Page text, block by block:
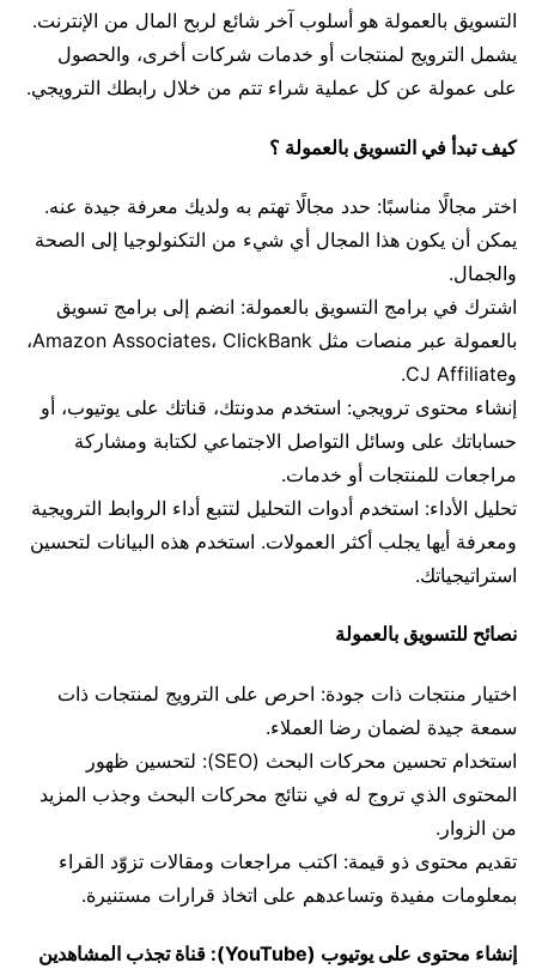
التسويق بالعمولة هو أسلوب آخر شائع لربح المال من الإنترنت.
يشمل الترويج لمنتجات أو خدمات شركات أخرى، والحصول
على عمولة عن كل عملية شراء تتم من خلال رابطك الترويجي.
كيف تبدأ في التسويق بالعمولة ؟
اختر مجالًا مناسبًا: حدد مجالًا تهتم به ولديك معرفة جيدة عنه.
يمكن أن يكون هذا المجال أي شيء من التكنولوجيا إلى الصحة
والجمال.
اشترك في برامج التسويق بالعمولة: انضم إلى برامج تسويق
بالعمولة عبر منصات مثل Amazon Associates، ClickBank،
وCJ Affiliate.
إنشاء محتوى ترويجي: استخدم مدونتك، قناتك على يوتيوب، أو
حساباتك على وسائل التواصل الاجتماعي لكتابة ومشاركة
مراجعات للمنتجات أو خدمات.
تحليل الأداء: استخدم أدوات التحليل لتتبع أداء الروابط الترويجية
ومعرفة أيها يجلب أكثر العمولات. استخدم هذه البيانات لتحسين
استراتيجياتك.
نصائح للتسويق بالعمولة
اختيار منتجات ذات جودة: احرص على الترويج لمنتجات ذات
سمعة جيدة لضمان رضا العملاء.
استخدام تحسين محركات البحث (SEO): لتحسين ظهور
المحتوى الذي تروج له في نتائج محركات البحث وجذب المزيد
من الزوار.
تقديم محتوى ذو قيمة: اكتب مراجعات ومقالات تزوّد القراء
بمعلومات مفيدة وتساعدهم على اتخاذ قرارات مستنيرة.
إنشاء محتوى على يوتيوب (YouTube): قناة تجذب المشاهدين